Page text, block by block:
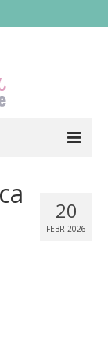
20
FEBR 2026